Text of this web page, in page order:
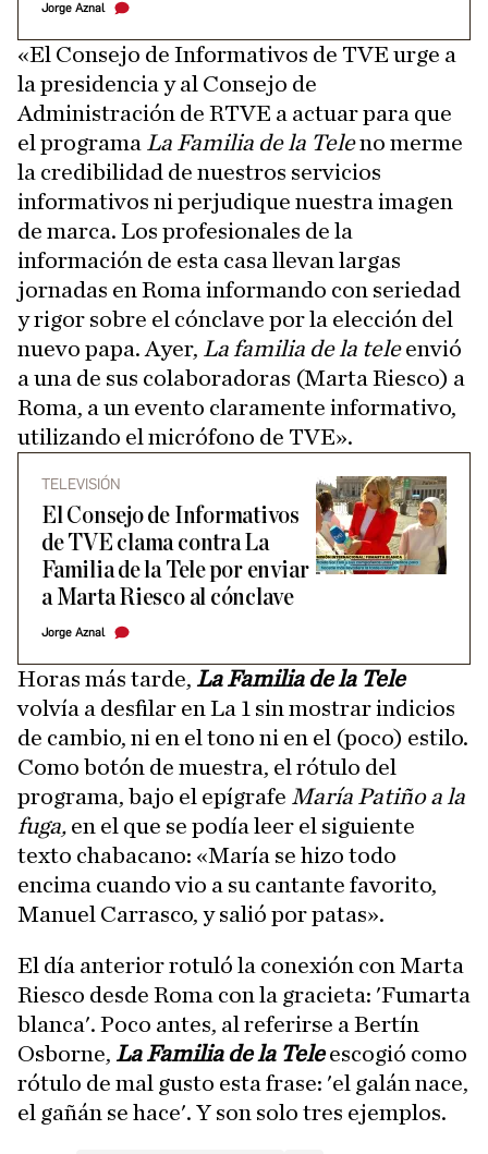
Jorge Aznal
«El Consejo de Informativos de TVE urge a
la presidencia y al Consejo de
Administración de RTVE a actuar para que
el programa La Familia de la Teleno merme
la credibilidad de nuestros servicios
informativos ni perjudique nuestra imagen
de marca. Los profesionales de la
información de esta casa llevan largas
jornadas en Roma informando con seriedad
y rigor sobre el cónclave por la elección del
nuevo papa. Ayer, La familia de la teleenvió
a una de sus colaboradoras (Marta Riesco) a
Roma, a un evento claramente informativo,
utilizando el micrófono de TVE».
TELEVISIÓN
El Consejo de Informativos
de TVE clama contra La
Familia de la Tele por enviar
a Marta Riesco al cónclave
Jorge Aznal
Horas más tarde, La Familia de la Tele
volvía a desfilar en La 1 sin mostrar indicios
de cambio, ni en el tono ni en el (poco) estilo.
Como botón de muestra, el rótulo del
programa, bajo el epígrafe María Patiño a la
fuga, en el que se podía leer el siguiente
texto chabacano: «María se hizo todo
encima cuando vio a su cantante favorito,
Manuel Carrasco, y salió por patas».
El día anterior rotuló la conexión con Marta
Riesco desde Roma con la gracieta: 'Fumarta
blanca'. Poco antes, al referirse a Bertín
Osborne, La Familia de la Teleescogió como
rótulo de mal gusto esta frase: 'el galán nace,
el gañán se hace'. Y son solo tres ejemplos.